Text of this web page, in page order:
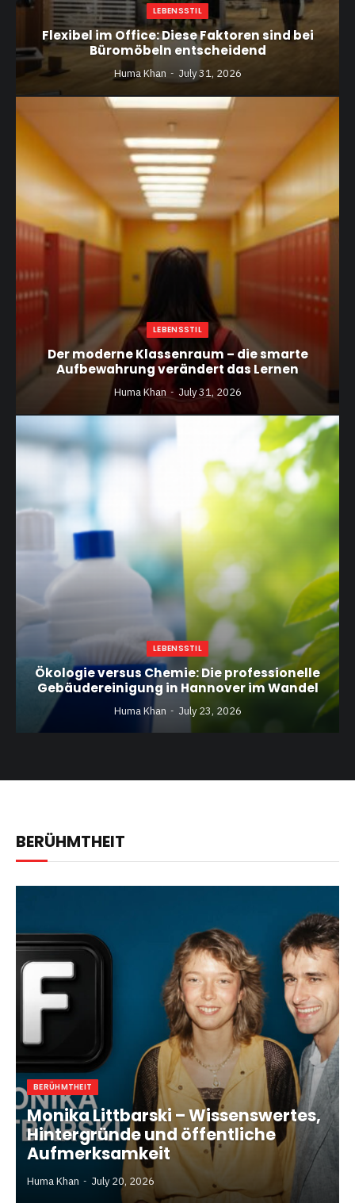
LEBENSSTIL
Flexibel im Office: Diese Faktoren sind bei
Büromöbeln entscheidend
Huma Khan July 31, 2026
LEBENSSTIL
Der moderne Klassenraum – die smarte
Aufbewahrung verändert das Lernen
Huma Khan July 31, 2026
LEBENSSTIL
Ökologie versus Chemie: Die professionelle
Gebäudereinigung in Hannover im Wandel
Huma Khan July 23, 2026
BERÜHMTHEIT
BERÜHMTHEIT
Monika Littbarski – Wissenswertes,
Hintergründe und öffentliche
Aufmerksamkeit
Huma Khan July 20, 2026